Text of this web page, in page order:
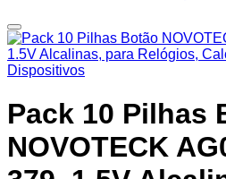
Pack 10 Pilhas
NOVOTECK